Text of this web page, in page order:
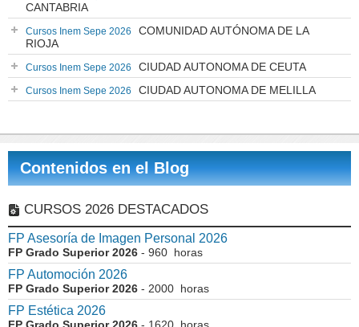
CANTABRIA
Cursos Inem Sepe 2026
COMUNIDAD AUTÓNOMA DE LA
RIOJA
Cursos Inem Sepe 2026 CIUDAD AUTONOMA DE CEUTA
Cursos Inem Sepe 2026 CIUDAD AUTONOMA DE MELILLA
Contenidos en el Blog
CURSOS 2026 DESTACADOS
FP Asesoría de Imagen Personal 2026
FP Grado Superior 2026 - 960 horas
FP Automoción 2026
FP Grado Superior 2026 - 2000 horas
FP Estética 2026